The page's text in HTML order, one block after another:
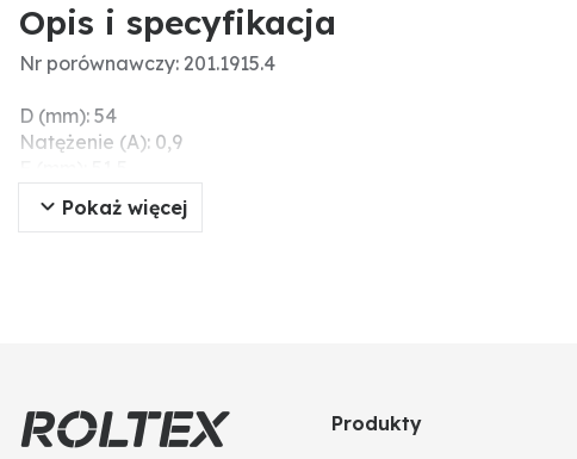
Opis i specyfikacja
Nr porównawczy: 201.1915.4
D (mm): 54
Natężenie (A): 0,9
Wersja: 18 W
Moc: przy 1 bar: 80 l/min
B (mm): 89,5
Pokaż więcej
Produkty